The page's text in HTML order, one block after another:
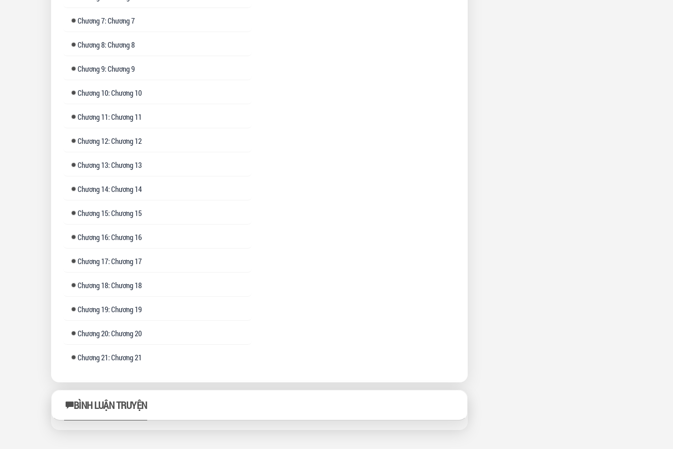
Chương7: Chương 7
Chương8: Chương 8
Chương9: Chương 9
Chương 10: Chương 10
Chương 11: Chương 11
Chương 12: Chương 12
Chương 13: Chương 13
Chương 14: Chương 14
Chương 15: Chương 15
Chương 16: Chương 16
Chương 17: Chương 17
Chương 18: Chương 18
Chương 19: Chương 19
Chương20: Chương 20
Chương21: Chương 21
BÌNH LUẬN TRUYỆN